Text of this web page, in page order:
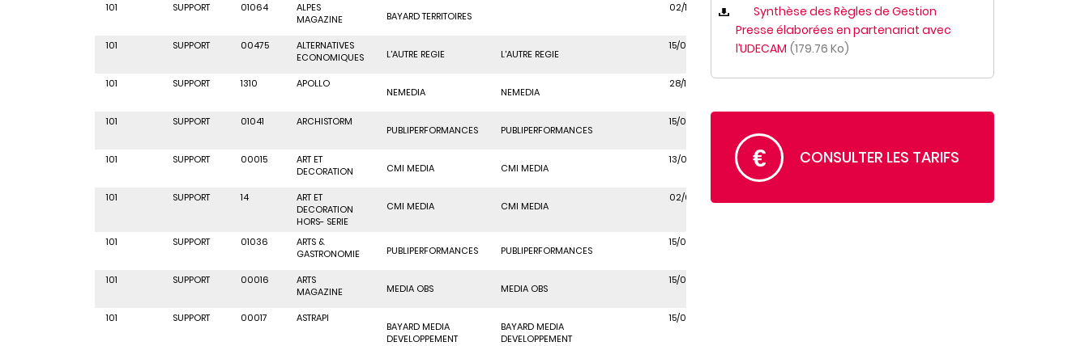
101 SUPPORT 01064
ALPES
MAGAZINE
BAYARD TERRITOIRES
02/10/2020
101 SUPPORT 00475
ALTERNATIVES
ECONOMIQUES
L'AUTRE REGIE L'AUTRE REGIE
15/06/2018
101 SUPPORT 1310 APOLLO
NEMEDIA NEMEDIA
28/10/2025
101 SUPPORT 01041 ARCHISTORM
PUBLIPERFORMANCES PUBLIPERFORMANCES
15/06/2018
101 SUPPORT 00015
ART ET
DECORATION
CMI MEDIA CMI MEDIA
13/03/2019
101 SUPPORT 14
ART ET
DECORATION
HORS- SERIE
CMI MEDIA CMI MEDIA
02/01/2020
101 SUPPORT 01036
ARTS &
GASTRONOMIE
PUBLIPERFORMANCES PUBLIPERFORMANCES
15/06/2018
101 SUPPORT 00016
ARTS
MAGAZINE
MEDIA OBS MEDIA OBS
15/06/2018
101 SUPPORT 00017 ASTRAPI
BAYARD MEDIA
DEVELOPPEMENT
BAYARD MEDIA
DEVELOPPEMENT
15/06/2018
Synthèse des Règles de Gestion
Presse élaborées en partenariat avec
l’UDECAM 179.76 Ko
CONSULTER LES TARIFS